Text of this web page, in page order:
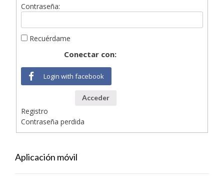
Contraseña:
Recuérdame
Conectar con:
Login with facebook
Acceder
Registro
Contraseña perdida
Aplicación móvil